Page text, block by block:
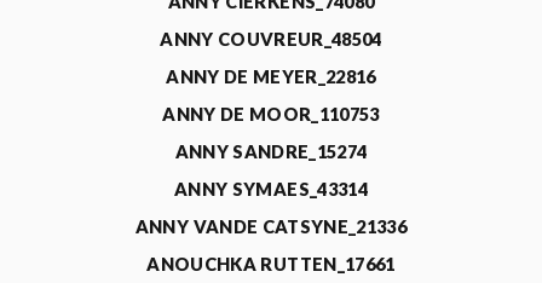
ANNY COUVREUR_48504
ANNY DE MEYER_22816
ANNY DE MOOR_110753
ANNY SANDRE_15274
ANNY SYMAES_43314
ANNY VANDE CATSYNE_21336
ANOUCHKA RUTTEN_17661